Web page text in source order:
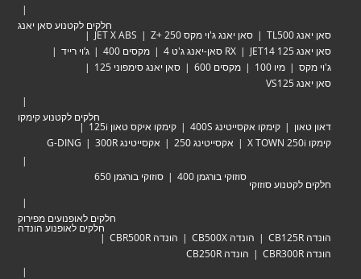
חלקים לקטנוע סאן יאנג
סאן יאנג ג'וי מקס Zּ+ 250
JET X ABS
RX סאן-יאנג ג'ט 4 מקסים 400
ג’וי רייד
מקסים 600
סאן יאנג סימפוני 125
חלקים לקטנוע קימקו
קימקו אקסייטינג 400S
קימקו איקס טאון 125i
אקסייטינג 250
אקסייטינג 300R G-DING
סוזוקי
סוזוקי בורגמן 650
חלקים לאופנועים מפירוק
חלקים לאופנוע הונדה
הונדה CB500X
הונדה CBR500R
הונדה CB250R